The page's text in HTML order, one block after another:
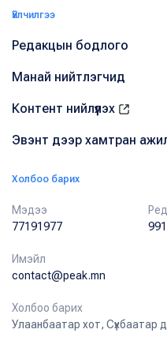
Үйлчилгээ
Редакцын бодлого
Манай нийтлэгчид
Контент нийлүүлэх
Эвэнт дээр хамтран
Холбоо барих
Мэдээ
77191977
Имэйл
contact@peak.mn
Холбоо барих
Улаанбаатар хот, Сүхбаатар